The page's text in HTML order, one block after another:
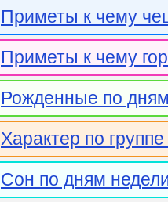
Приметы к чему
Приметы к чему
Рожденные по
Характер по
Сон по дням